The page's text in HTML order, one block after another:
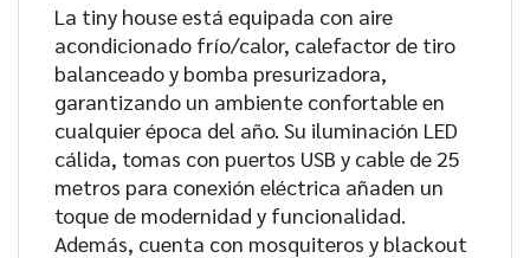
La tiny house está equipada con aire
acondicionado frío/calor, calefactor de tiro
balanceado y bomba presurizadora,
garantizando un ambiente confortable en
cualquier época del año. Su iluminación LED
cálida, tomas con puertos USB y cable de 25
metros para conexión eléctrica añaden un
toque de modernidad y funcionalidad.
Además, cuenta con mosquiteros y blackout